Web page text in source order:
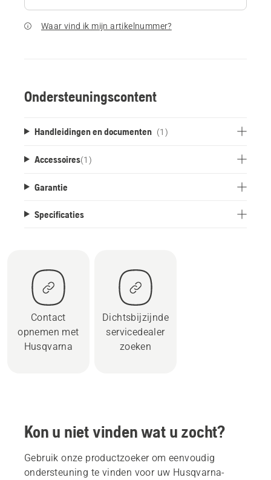
Waar vind ik mijn artikelnummer?
Ondersteuningscontent
Handleidingen en documenten (1)
Accessoires(1 )
Garantie
Specificaties
Contact
opnemen met
Husqvarna
Dichtsbijzijnde
servicedealer
zoeken
Kon u niet vinden wat u zocht?
Gebruik onze productzoeker om eenvoudig
ondersteuning te vinden voor uw Husqvarna-